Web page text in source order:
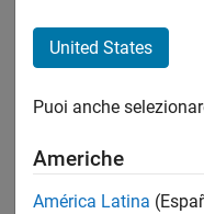
United States
Puoi anche
Americhe
América Latina